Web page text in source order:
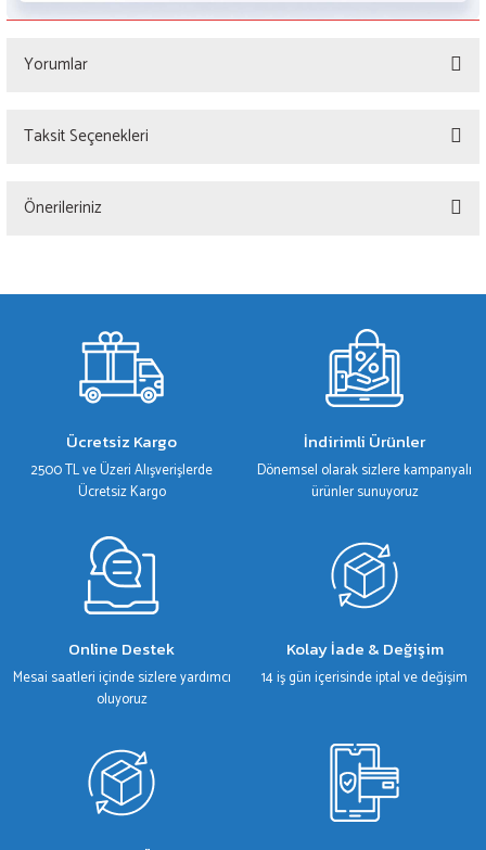
Yorumlar
Taksit Seçenekleri
Önerileriniz
gördüğünüz noktaları öneri formunu kullanarak tarafımıza iletebilirsiniz.
Ürün resmi kalitesiz, bozuk veya görüntülenemiyor.
Ürün açıklamasında eksik bilgiler bulunuyor.
Ürün fiyatı diğer sitelerden daha pahalı.
Bu ürüne benzer farklı alternatifler olmalı.
Ücretsiz Kargo
2500 TL ve Üzeri Alışverişlerde
Ücretsiz Kargo
İndirimli Ürünler
Dönemsel olarak sizlere kampanyalı
ürünler sunuyoruz
Online Destek
Mesai saatleri içinde sizlere yardımcı
oluyoruz
Kolay İade & Değişim
14 iş gün içerisinde iptal ve değişim